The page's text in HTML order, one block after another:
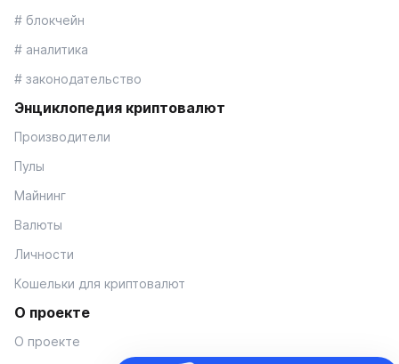
# блокчейн
# аналитика
# законодательство
Энциклопедия криптовалют
Производители
Пулы
Майнинг
Валюты
Личности
Кошельки для криптовалют
О проекте
О проекте